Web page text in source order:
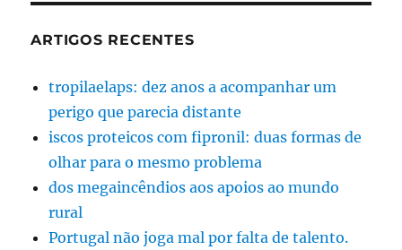
ARTIGOS RECENTES
tropilaelaps: dez anos a acompanhar um
perigo que parecia distante
iscos proteicos com fipronil: duas formas de
olhar para o mesmo problema
dos megaincêndios aos apoios ao mundo
rural
Portugal não joga mal por falta de talento.